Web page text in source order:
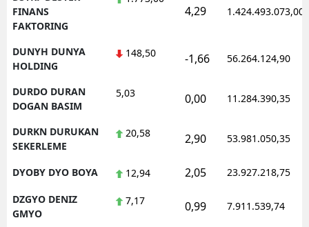
FINANS
FAKTORING
4,29 1.424.493.073,00
DUNYH DUNYA
HOLDING
148,50 -1,66 56.264.124,90
DURDO DURAN
DOGAN BASIM
5,03 0,00 11.284.390,35
DURKN DURUKAN
SEKERLEME
20,58 2,90 53.981.050,35
DYOBY DYO BOYA 12,94 2,05 23.927.218,75
DZGYO DENIZ
GMYO
7,17 0,99 7.911.539,74